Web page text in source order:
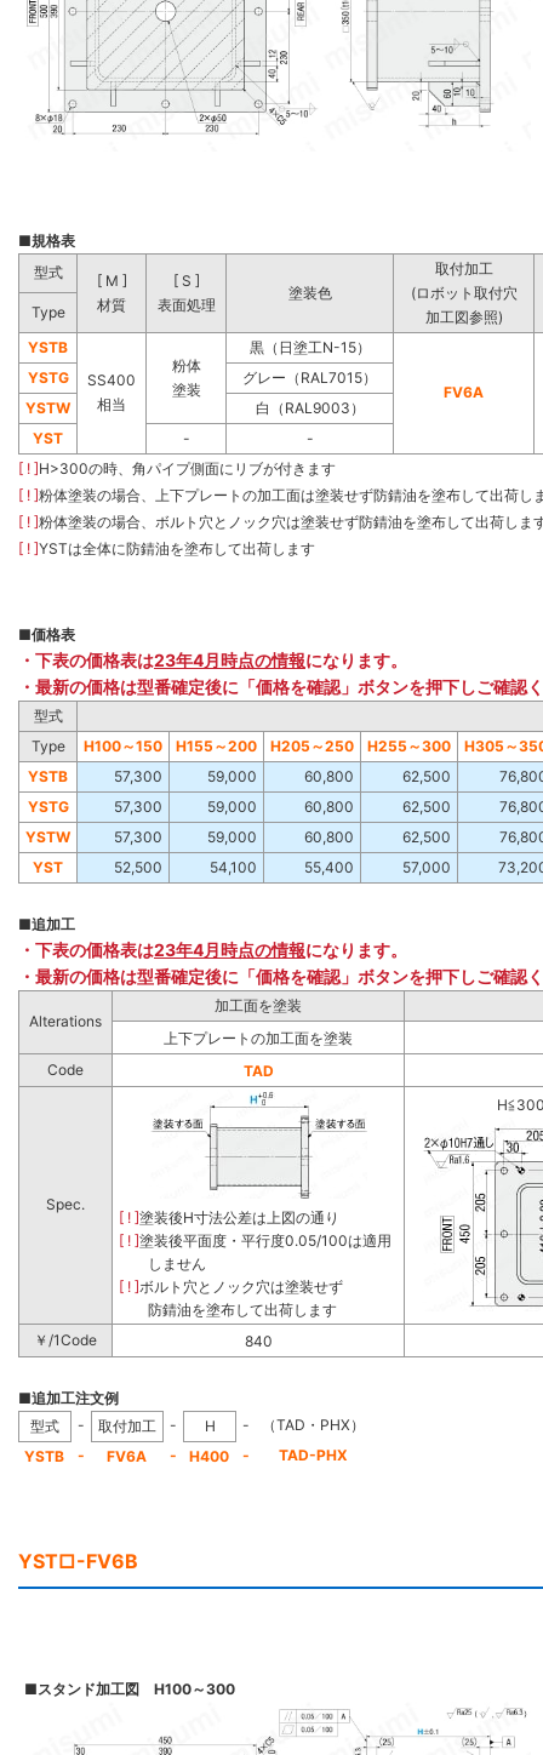
■規格表
型式
[ M ]
材質
[ S ]
表面処理
塗装色
取付加工
(ロボット取付穴
加工図参照)
Type
YSTB
SS400
相当
粉体
塗装
黒（日塗工N-15）
FV6A
YSTG
グレー（RAL7015）
YSTW
白（RAL9003）
YST
-
-
[ ! ]H>300の時、角パイプ側面にリブが付きます
[ ! ]粉体塗装の場合、上下プレートの加工面は塗装せず防錆油を塗布して出荷し
[ ! ]粉体塗装の場合、ボルト穴とノック穴は塗装せず防錆油を塗布して出荷しま
[ ! ]YSTは全体に防錆油を塗布して出荷します
■価格表
・下表の価格表は23年4月時点の情報になります。
・最新の価格は型番確定後に「価格を確認」ボタンを押下しご確認
型式
Type
H100～150 H155～200 H205～250 H255～300
H305～
YSTB
57,300 59,000 60,800 62,500
YSTG
57,300 59,000 60,800 62,500
YSTW
57,300 59,000 60,800 62,500
YST
52,500 54,100 55,400 57,000
■追加工
・下表の価格表は23年4月時点の情報になります。
・最新の価格は型番確定後に「価格を確認」ボタンを押下しご確認
Alterations
加工面を塗装
上下プレートの加工面を塗装
Code
TAD
Spec.
[ ! ]塗装後H寸法公差は上図の通り
[ ! ]塗装後平面度・平行度0.05/100は適用
しません
[ ! ]ボルト穴とノック穴は塗装せず
防錆油を塗布して出荷します
￥/1Code 840
■追加工注文例
型式
- 取付加工 - H -
（TAD・PHX）
YSTB
- FV6A - H400 - TAD-PHX
YST□-FV6B
■スタンド加工図 H100～300